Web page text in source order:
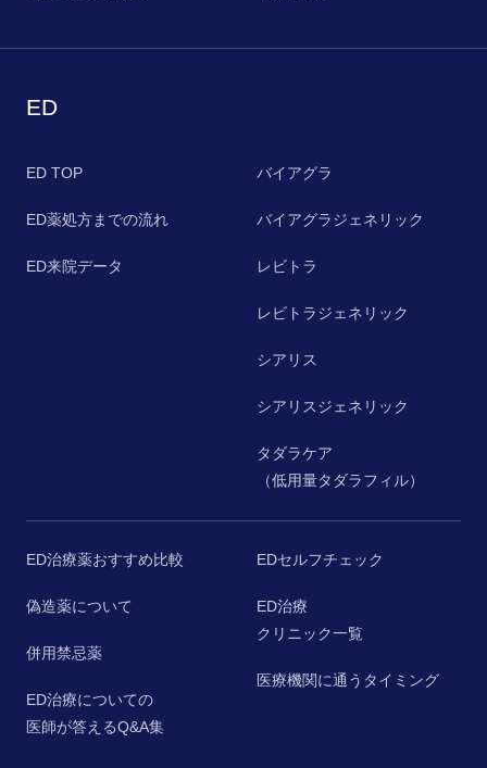
ED
ED TOP
ED薬処方までの流れ
ED来院データ
バイアグラ
バイアグラジェネリック
レビトラ
レビトラジェネリック
シアリス
シアリスジェネリック
タダラケア
（低用量タダラフィル）
ED治療薬おすすめ比較
偽造薬について
併用禁忌薬
ED治療についての
医師が答えるQ&A集
EDセルフチェック
ED治療
クリニック一覧
医療機関に通うタイミング